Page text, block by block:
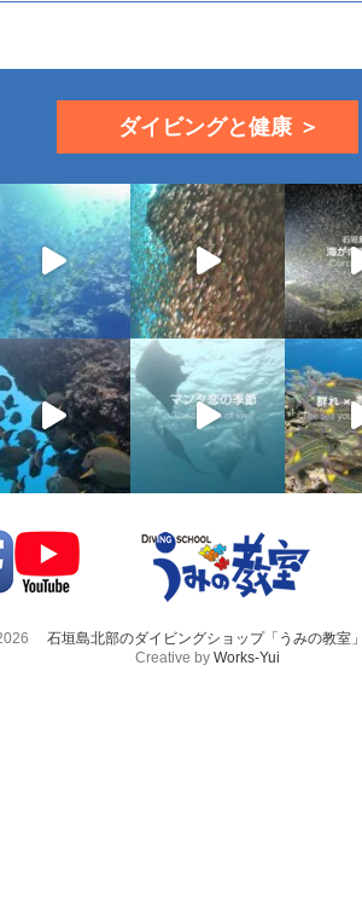
ダイビングと健康 ＞
石垣島北部のダイビングショップ「うみの教室
Creative by Works-Yui